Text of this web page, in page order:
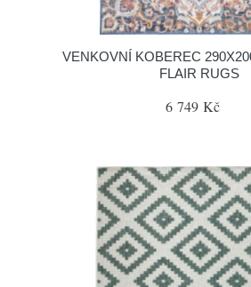
VENKOVNÍ KOBEREC
FLAIR RUGS
6 749 Kč